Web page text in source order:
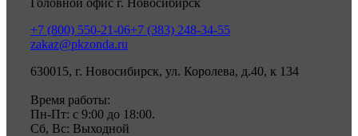
+7 (800) 550-21-06+7 (383) 248-34-55
zakaz@pkzonda.ru
630015, г. Новосибирск, ул. Королева, д.40, к 134
Время работы:
Пн-Пт: с 9:00 до 18:00.
Сб, Вс: Выходной